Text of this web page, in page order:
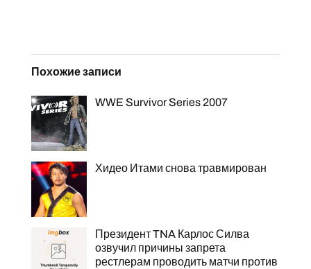
Похожие записи
WWE Survivor Series 2007
Хидео Итами снова травмирован
Президент TNA Карлос Силва
озвучил причины запрета
рестлерам проводить матчи против